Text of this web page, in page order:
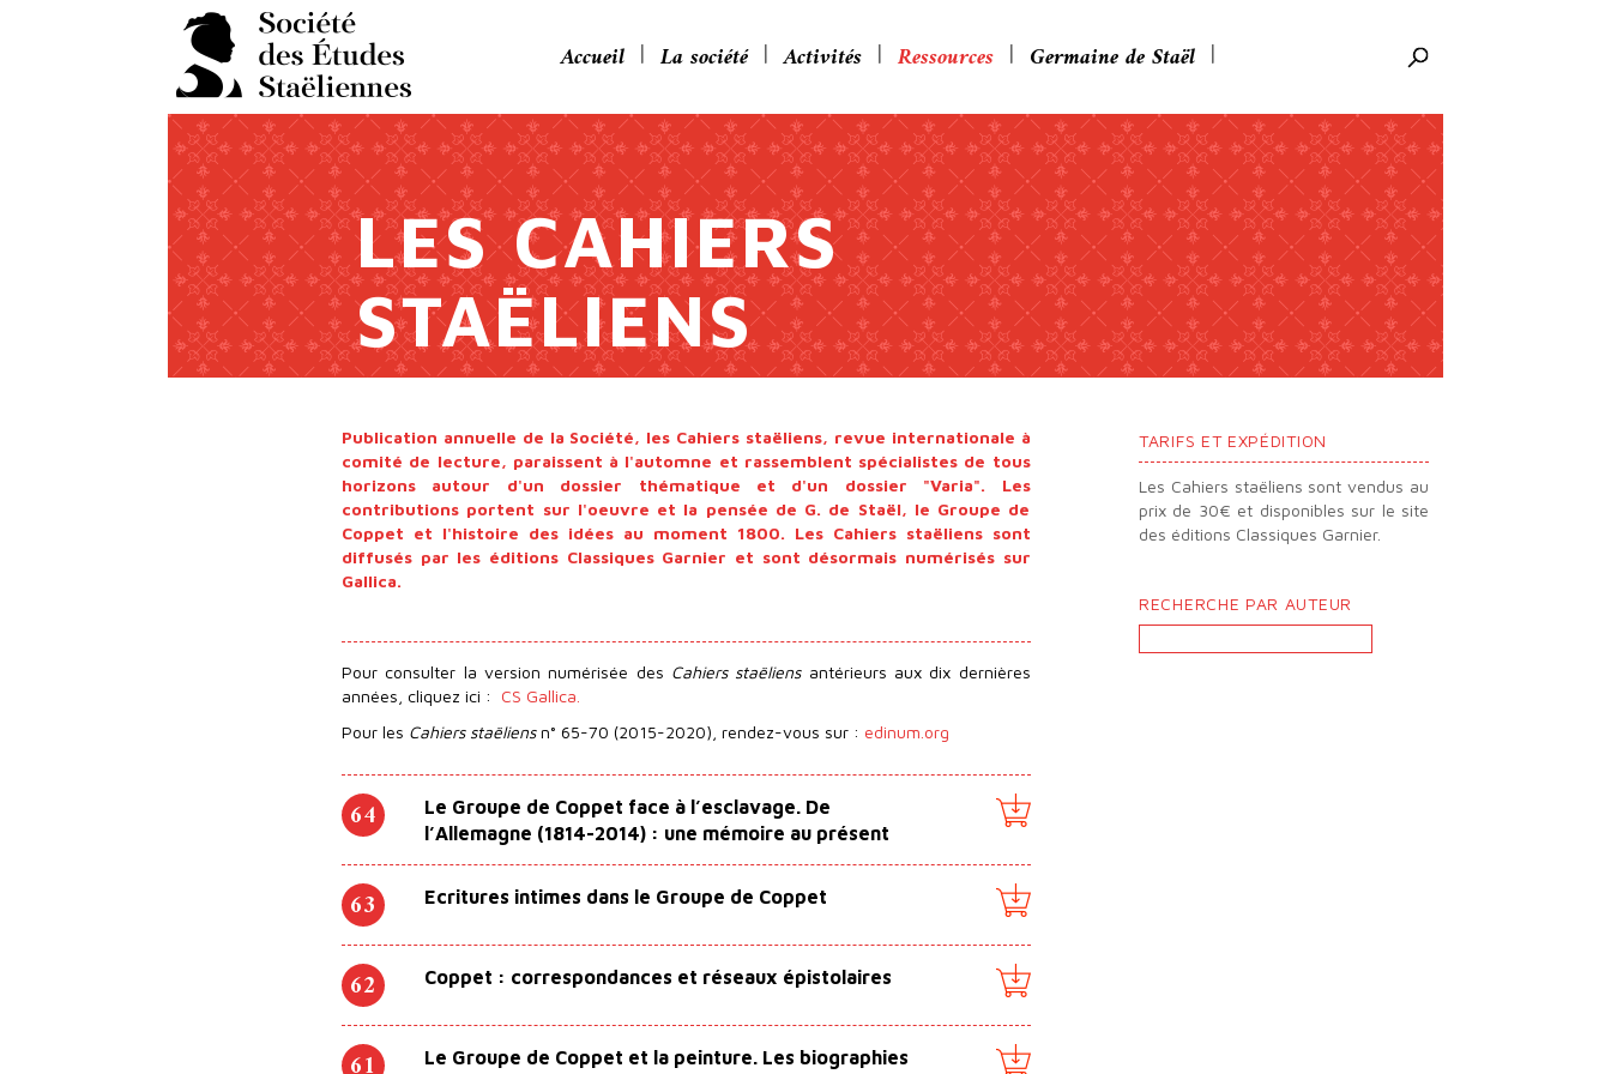
Accueil La société Activités Ressources Germaine de Staël Rechercher:
LES CAHIERS
STAËLIENS
Publication annuelle de la Société, les Cahiers staëliens, revue internationale à
comité de lecture, paraissent à l'automne et rassemblent spécialistes de tous
horizons autour d'un dossier thématique et d'un dossier "Varia". Les
contributions portent sur l'oeuvre et la pensée de G. de Staël, le Groupe de
Coppet et l'histoire des idées au moment 1800. Les Cahiers staëliens sont
diffusés par les éditions Classiques Garnier et sont désormais numérisés sur
Gallica.
Pour consulter la version numérisée des Cahiers staëliensantérieurs aux dix dernières
années, cliquez ici :
CS Gallica.
Pour les Cahiers staëliensn° 65-70 (2015-2020), rendez-vous sur : edinum.org
64
Le Groupe de Coppet face à l’esclavage. De
l’Allemagne (1814-2014) : une mémoire au présent
63 Ecritures intimes dans le Groupe de Coppet
62 Coppet : correspondances et réseaux épistolaires
Le Groupe de Coppet et la peinture. Les biographies
TARIFS ET EXPÉDITION
Les Cahiers staëliens sont vendus au
prix de 30€ et disponibles sur le site
des éditions Classiques Garnier.
RECHERCHE PAR AUTEUR
Panneau de gestion des cookies